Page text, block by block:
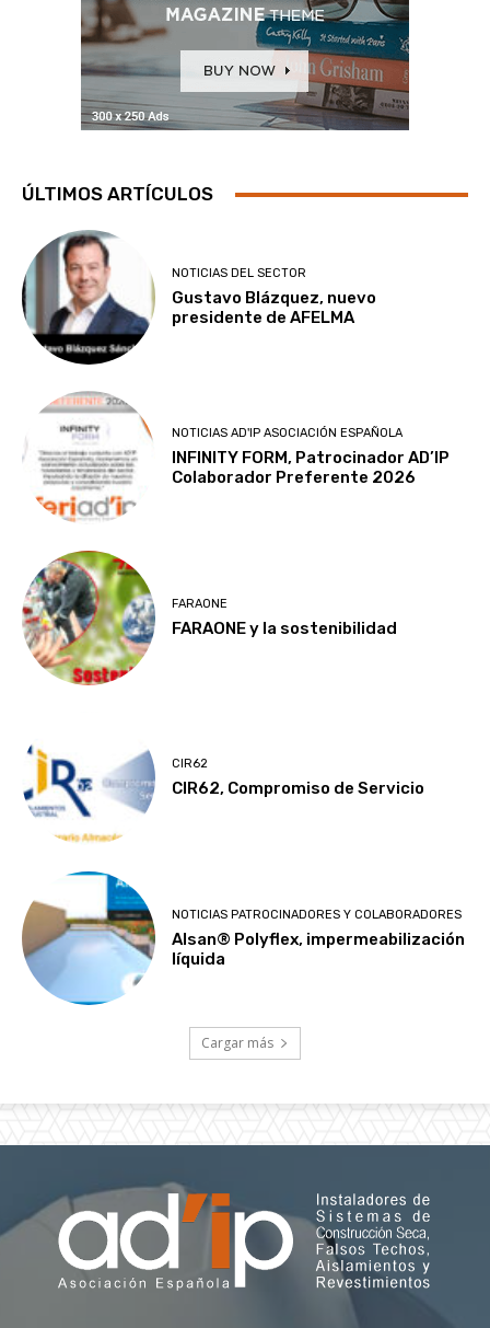
ÚLTIMOS ARTÍCULOS
NOTICIAS DEL SECTOR
Gustavo Blázquez, nuevo
presidente de AFELMA
NOTICIAS AD'IP ASOCIACIÓN ESPAÑOLA
INFINITY FORM, Patrocinador AD’IP
Colaborador Preferente 2026
FARAONE
FARAONE y la sostenibilidad
CIR62
CIR62, Compromiso de Servicio
NOTICIAS PATROCINADORES Y COLABORADORES
Alsan® Polyflex, impermeabilización
líquida
Cargar más